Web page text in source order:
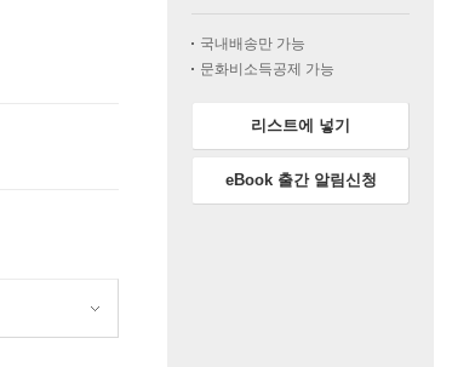
국내배송만 가능
문화비소득공제 가능
리스트에 넣기
eBook 출간 알림신청